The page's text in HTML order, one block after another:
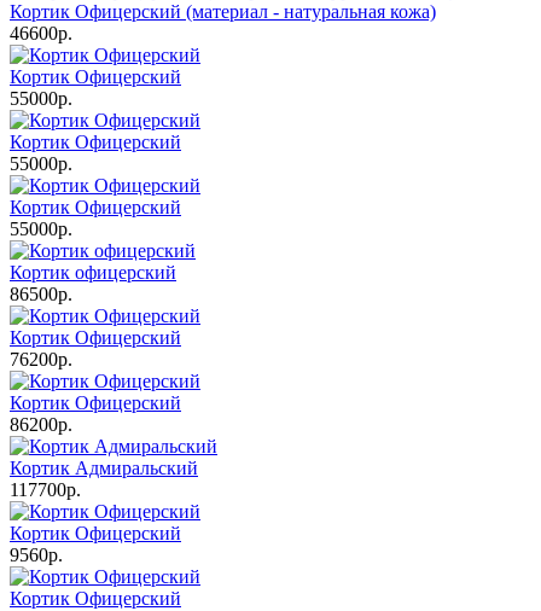
Кортик Офицерский (материал - натуральная кожа)
46600р.
Кортик Офицерский
55000р.
Кортик Офицерский
55000р.
Кортик Офицерский
55000р.
Кортик офицерский
86500р.
Кортик Офицерский
76200р.
Кортик Офицерский
86200р.
Кортик Адмиральский
117700р.
Кортик Офицерский
9560р.
Кортик Офицерский